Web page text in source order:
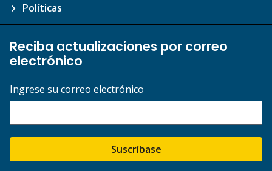
Políticas
Reciba actualizaciones por correo
electrónico
Ingrese su correo electrónico
Suscríbase